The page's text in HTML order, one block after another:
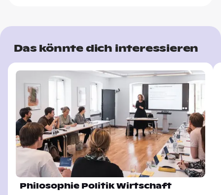
Das könnte dich interessieren
Philosophie Politik Wirtschaft